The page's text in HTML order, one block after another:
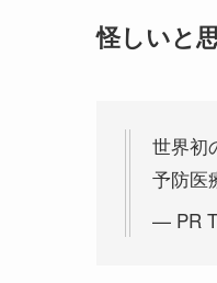
怪しいと
世界初